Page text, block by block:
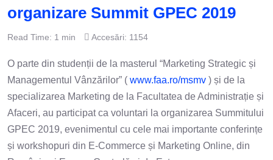
organizare Summit GPEC 2019
Read Time: 1 min Accesări: 1154
O parte din studenții de la masterul “Marketing Strategic și
Managementul Vânzărilor” ( www.faa.ro/msmv ) și de la
specializarea Marketing de la Facultatea de Administrație și
Afaceri, au participat ca voluntari la organizarea Summitului
GPEC 2019, evenimentul cu cele mai importante conferințe
și workshopuri din E-Commerce și Marketing Online, din